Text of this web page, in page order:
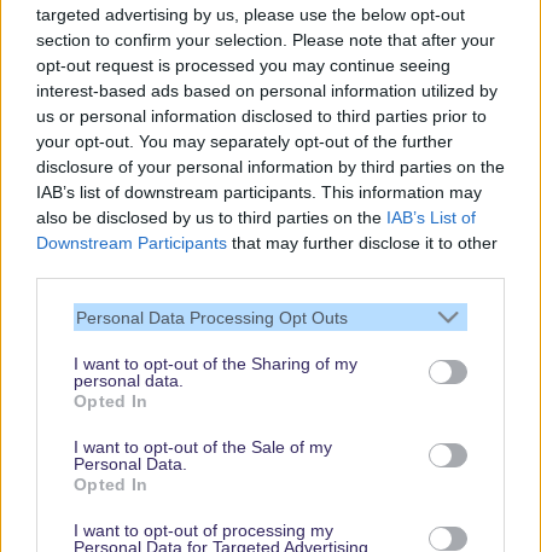
targeted advertising by us, please use the below opt-out
section to confirm your selection. Please note that after your
opt-out request is processed you may continue seeing
interest-based ads based on personal information utilized by
us or personal information disclosed to third parties prior to
your opt-out. You may separately opt-out of the further
disclosure of your personal information by third parties on the
IAB’s list of downstream participants. This information may
also be disclosed by us to third parties on the IAB’s List of
Downstream Participants that may further disclose it to other
Personal Data Processing Opt Outs
I want to opt-out of the Sharing of my
personal data.
Opted In
I want to opt-out of the Sale of my
Personal Data.
Opted In
I want to opt-out of processing my
Personal Data for Targeted Advertising.
Vielen Dank,
dass Du unsere
Seite liest.
Schau regelmäßig
Disneyland Paris & Walt Disney World und ist unabhängig von "The Walt
Disney Company", "EuroDisney S.C.A." oder deren Tochter- sowie